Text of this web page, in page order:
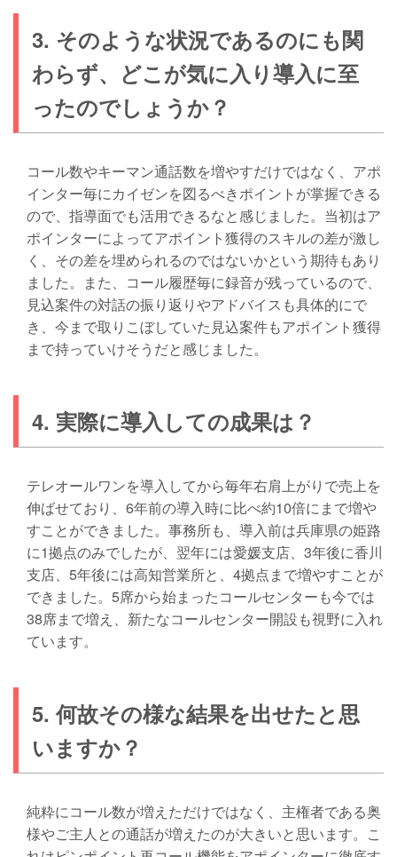
3. そのような状況であるのにも関
わらず、どこが気に入り導入に至
ったのでしょうか？
コール数やキーマン通話数を増やすだけではなく、アポ
インター毎にカイゼンを図るべきポイントが掌握できる
ので、指導面でも活用できるなと感じました。当初はア
ポインターによってアポイント獲得のスキルの差が激し
く、その差を埋められるのではないかという期待もあり
ました。また、コール履歴毎に録音が残っているので、
見込案件の対話の振り返りやアドバイスも具体的にで
き、今まで取りこぼしていた見込案件もアポイント獲得
まで持っていけそうだと感じました。
4. 実際に導入しての成果は？
テレオールワンを導入してから毎年右肩上がりで売上を
伸ばせており、6年前の導入時に比べ約10倍にまで増や
すことができました。事務所も、導入前は兵庫県の姫路
に1拠点のみでしたが、翌年には愛媛支店、3年後に香川
支店、5年後には高知営業所と、4拠点まで増やすことが
できました。5席から始まったコールセンターも今では
38席まで増え、新たなコールセンター開設も視野に入れ
ています。
5. 何故その様な結果を出せたと思
いますか？
純粋にコール数が増えただけではなく、主権者である奥
様やご主人との通話が増えたのが大きいと思います。こ